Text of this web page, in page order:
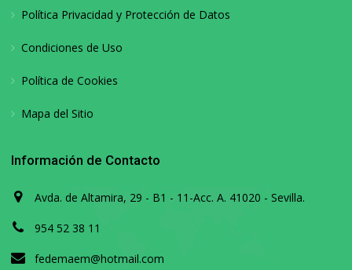
Política Privacidad y Protección de Datos
Condiciones de Uso
Política de Cookies
Mapa del Sitio
Información de Contacto
Avda. de Altamira, 29 - B1 - 11-Acc. A. 41020 - Sevilla.
954 52 38 11
fedemaem@hotmail.com